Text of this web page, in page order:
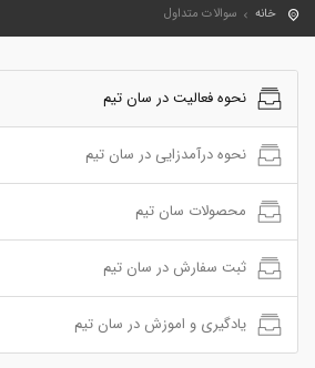
خانه سوالات متداول
نحوه فعالیت در سان تیم
نحوه درآمدزایی در سان تیم
محصولات سان تیم
ثبت سفارش در سان تیم
یادگیری و اموزش در سان تیم